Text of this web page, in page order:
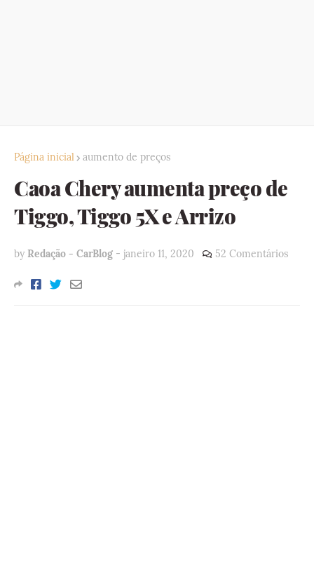
Página inicial aumento de preços
Caoa Chery aumenta preço de
Tiggo, Tiggo 5X e Arrizo
by Redação - CarBlog - janeiro 11, 2020 52 Comentários